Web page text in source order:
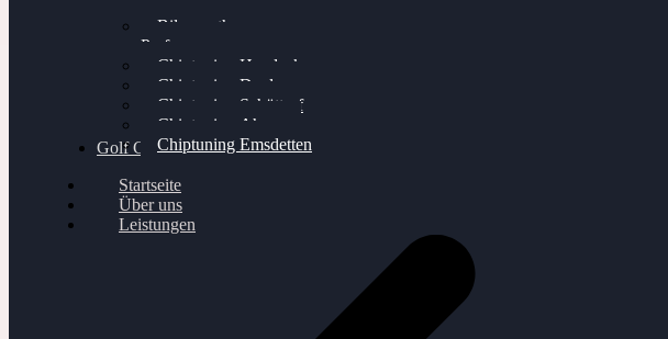
Bilgenroth
Performance
Chiptuning Herzlacke
Chiptuning Duelmen
Chiptuning Schüttorf
Chiptuning Ahaus
Chiptuning Emsdetten
Golf Gewinnspiel
Startseite
Über uns
Leistungen